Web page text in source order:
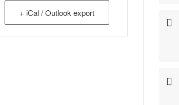
+ iCal / Outlook export